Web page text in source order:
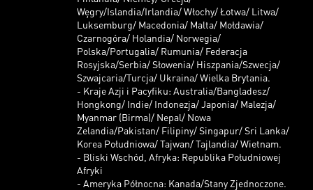
Węgry/Islandia/Irlandia/ Włochy/ Łotwa/ Litwa/
Luksemburg/ Macedonia/ Malta/ Mołdawia/
Czarnogóra/ Holandia/ Norwegia/
Polska/Portugalia/ Rumunia/ Federacja
Rosyjska/Serbia/ Słowenia/ Hiszpania/Szwecja/
Szwajcaria/Turcja/ Ukraina/ Wielka Brytania.
- Kraje Azji i Pacyfiku: Australia/Bangladesz/
Hongkong/ Indie/ Indonezja/ Japonia/ Malezja/
Myanmar (Birma)/ Nepal/ Nowa
Zelandia/Pakistan/ Filipiny/ Singapur/ Sri Lanka/
Korea Południowa/ Tajwan/ Tajlandia/ Wietnam.
- Bliski Wschód, Afryka: Republika Południowej
Afryki
- Ameryka Północna: Kanada/Stany Zjednoczone.